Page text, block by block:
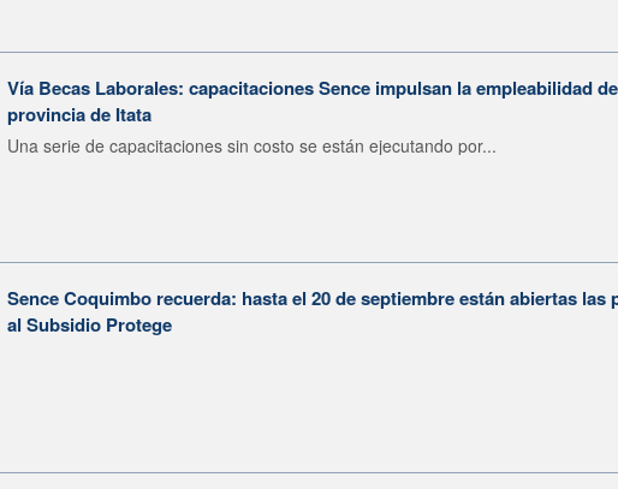
Vía Becas Laborales: capacitaciones Sence impulsan la empleabilidad
provincia de Itata
Una serie de capacitaciones sin costo se están ejecutando por...
Sence Coquimbo recuerda: hasta el 20 de septiembre están abiertas las
al Subsidio Protege